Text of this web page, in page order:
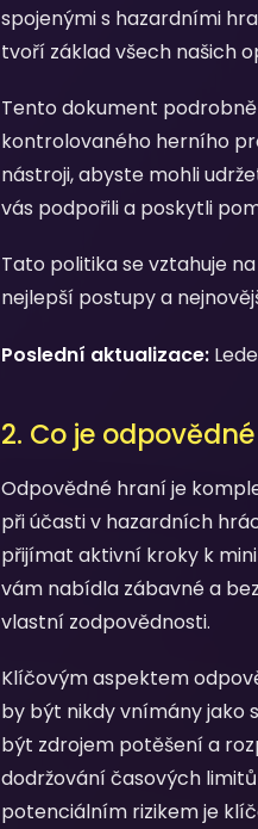
spojenými s hazardními
tvoří základ všech našich
Tento dokument
kontrolovaného herního
nástroji, abyste mohli
vás podpořili a poskytli
Tato politika se vztahuje
nejlepší postupy a
Poslední aktualizace:
2. Co je
Odpovědné hraní je
při účasti v hazardních
přijímat aktivní kroky k
vám nabídla zábavné a
vlastní zodpovědnosti.
Klíčovým aspektem
by být nikdy vnímány jako
být zdrojem potěšení a
dodržování časových
potenciálním rizikem je